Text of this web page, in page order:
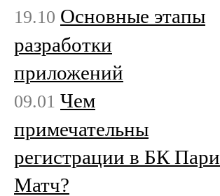
19.10 Основные этапы
разработки
приложений
09.01 Чем
примечательны
регистрации в БК Пари
Матч?